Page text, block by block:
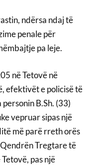
ndërsa ndaj të
penale për
pa leje.
në Tetovë në
efektivët e policisë të
B.Sh. (33)
vepruar sipas një
më parë rreth orës
Tregtare të
pas një